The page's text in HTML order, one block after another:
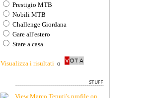
Prestigio MTB
Nobili MTB
Challenge Giordana
Gare all'estero
Stare a casa
Visualizza i risultati o